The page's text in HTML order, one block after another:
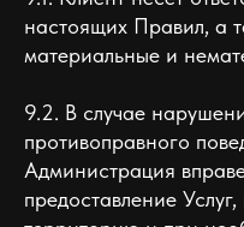
настоящих Правил, а
материальные и
9.2. В случае
противоправного
Администрация
предоставление